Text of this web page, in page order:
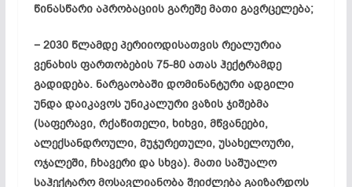
წინასწარი აპრობაციის გარეშე მათი გავრცელება;
− 2030 წლამდე პერიიოდისათვის რეალურია
ვენახის ფართობების 75-80 ათას ჰექტრამდე
გადიდება. ნარგაობაში დომინანტური ადგილი
უნდა დაიკავოს უნიკალური ვაზის ჯიშებმა
(საფერავი, რქაწითელი, ხიხვი, მწვანეები,
ალექსანდროული, მუჯურეთული, უსახელოური,
ოჯალეში, ჩხავერი და სხვა). მათი საშუალო
საჰექტარო მოსავლიანობა შეიძლება გაიზარდოს